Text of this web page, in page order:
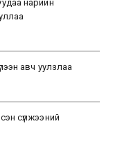
нарийн
авч уулзлаа
сүлжээний